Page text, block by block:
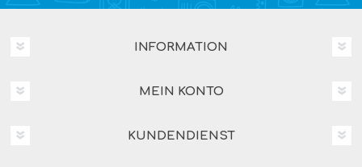
INFORMATION
MEIN KONTO
KUNDENDIENST